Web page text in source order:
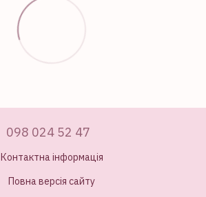
098 024 52 47
Контактна інформація
Повна версія сайту